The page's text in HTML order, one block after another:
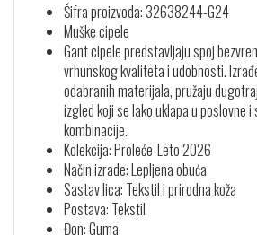
Šifra proizvoda: 32638244-G24
Muške cipele
Gant cipele predstavljaju spoj
vrhunskog kvaliteta i udobnosti.
odabranih materijala, pružaju
izgled koji se lako uklapa u poslovne i
kombinacije.
Kolekcija: Proleće-Leto 2026
Način izrade: Lepljena obuća
Sastav lica: Tekstil i prirodna koža
Postava: Tekstil
Đon: Guma